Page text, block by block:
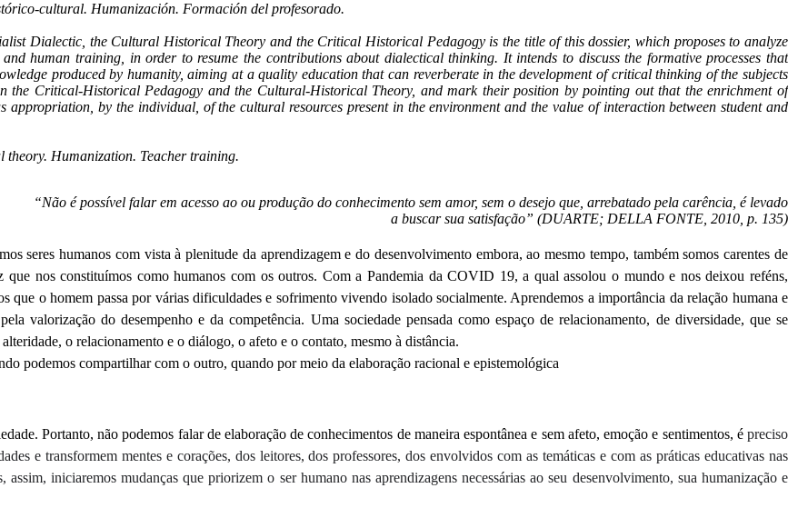
cultural. Humanización. Formación del profesorado.
Dialectic, the Cultural Historical Theory and the Critical Historical Pedagogy is the title of this dossier, which proposes to analyze
human training, in order to resume the contributions about dialectical thinking. It intends to discuss the formative processes that
produced by humanity, aiming at a quality education that can reverberate in the development of critical thinking of the subjects
the Critical-Historical Pedagogy and the Cultural-Historical Theory, and mark their position by pointing out that the enrichment of
by the individual, of the cultural resources present in the environment and the value of interaction between student and
Humanization. Teacher training.
“Não é possível falar em acesso ao ou produção do conhecimento sem amor, sem o desejo que, arrebatado pela carência, é levado
a buscar sua satisfação” (DUARTE; DELLA FONTE, 2010, p. 135)
seres humanos com vista à plenitude da aprendizagem e do desenvolvimento embora, ao mesmo tempo, também somos carentes de
nos constituímos como humanos com os outros. Com a Pandemia da COVID 19, a qual assolou o mundo e nos deixou reféns,
que o homem passa por várias dificuldades e sofrimento vivendo isolado socialmente. Aprendemos a importância da relação humana e
valorização do desempenho e da competência. Uma sociedade pensada como espaço de relacionamento, de diversidade, que se
o relacionamento e o diálogo, o afeto e o contato, mesmo à distância.
podemos compartilhar com o outro, quando por meio da elaboração racional e epistemológica
Portanto, não podemos falar de elaboração de conhecimentos de maneira espontânea e sem afeto, emoção e sentimentos, é preciso
e transformem mentes e corações, dos leitores, dos professores, dos envolvidos com as temáticas e com as práticas educativas nas
iniciaremos mudanças que priorizem o ser humano nas aprendizagens necessárias ao seu desenvolvimento, sua humanização e